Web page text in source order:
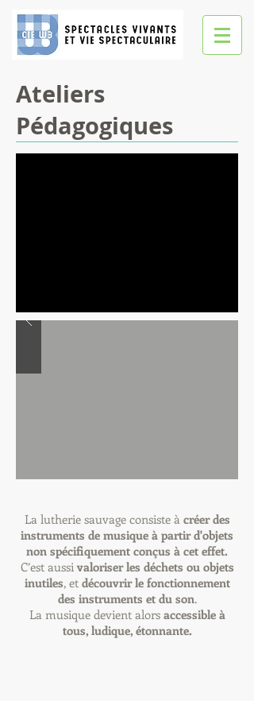
Ateliers
Pédagogiques
La lutherie sauvage consiste à créer des
instruments de musique à partir d'objets
non spécifiquement conçus à cet effet.
C’est aussivaloriser les déchets ou objets
inutiles, et découvrir le fonctionnement
des instruments et du son.
La musique devient alors accessible à
tous, ludique, étonnante.